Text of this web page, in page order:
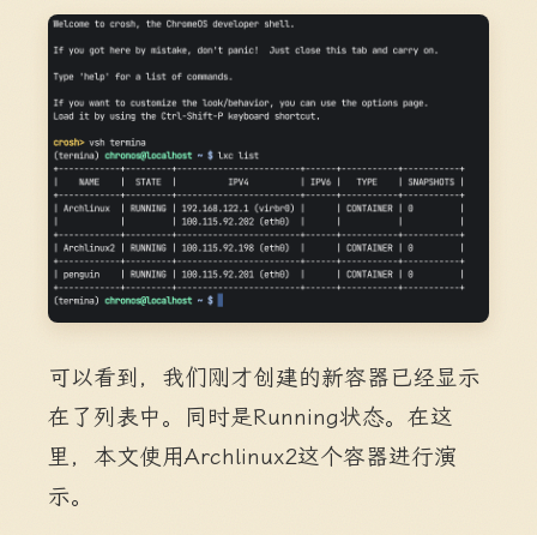
可以看到，我们刚才创建的新容器已经显示
在了列表中。同时是Running状态。在这
里，本文使用Archlinux2这个容器进行演
示。